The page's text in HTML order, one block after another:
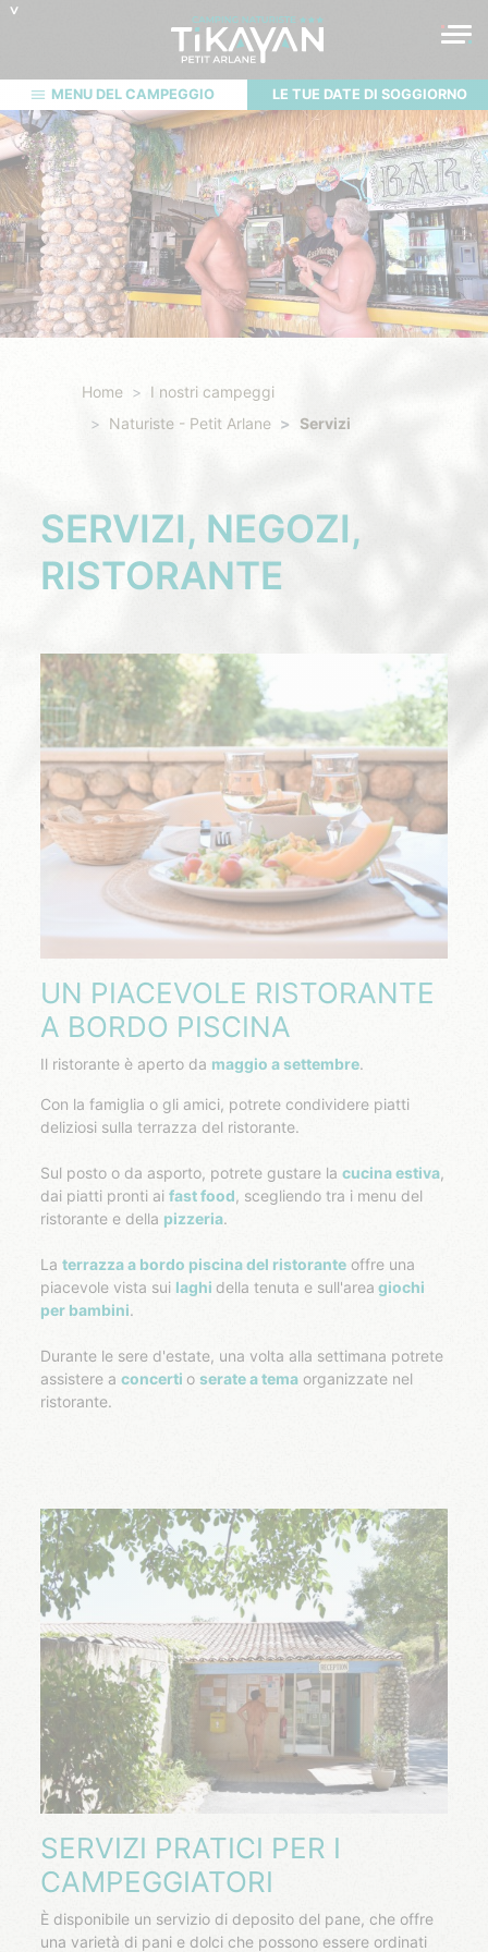
MENU DEL CAMPEGGIO LE TUE DATE DI SOGGIORNO
Home
I nostri campeggi
Naturiste - Petit Arlane
Servizi
SERVIZI, NEGOZI,
RISTORANTE
UN PIACEVOLE RISTORANTE
A BORDO PISCINA
Il ristorante è aperto da maggio a settembre.
Con la famiglia o gli amici, potrete condividere piatti
deliziosi sulla terrazza del ristorante.
Sul posto o da asporto, potrete gustare lacucina estiva,
dai piatti pronti aifast food, scegliendo tra i menu del
ristorante e della pizzeria.
Laterrazza a bordo piscina del ristorante offre una
piacevole vista sui laghi della tenuta e sull'area giochi
per bambini.
Durante le sere d'estate, una volta alla settimana potrete
assistere aconcerti oserate a tema organizzate nel
ristorante.
SERVIZI PRATICI PER I
CAMPEGGIATORI
È disponibile un servizio di deposito del pane, che offre
una varietà di pani e dolci che possono essere ordinati